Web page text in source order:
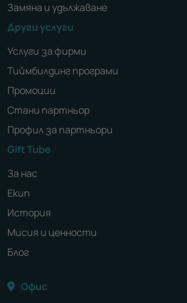
Замяна и удължаване
Други услуги
Услуги за фирми
Тиймбилдинг програми
Промоции
Стани партньор
Профил за партньори
Gift Tube
За нас
Екип
История
Мисия и ценности
Блог
Офис